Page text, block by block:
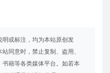
明或标注，均为本站原创发
同意时，禁止复制、盗用、
籍等各类媒体平台。如若本